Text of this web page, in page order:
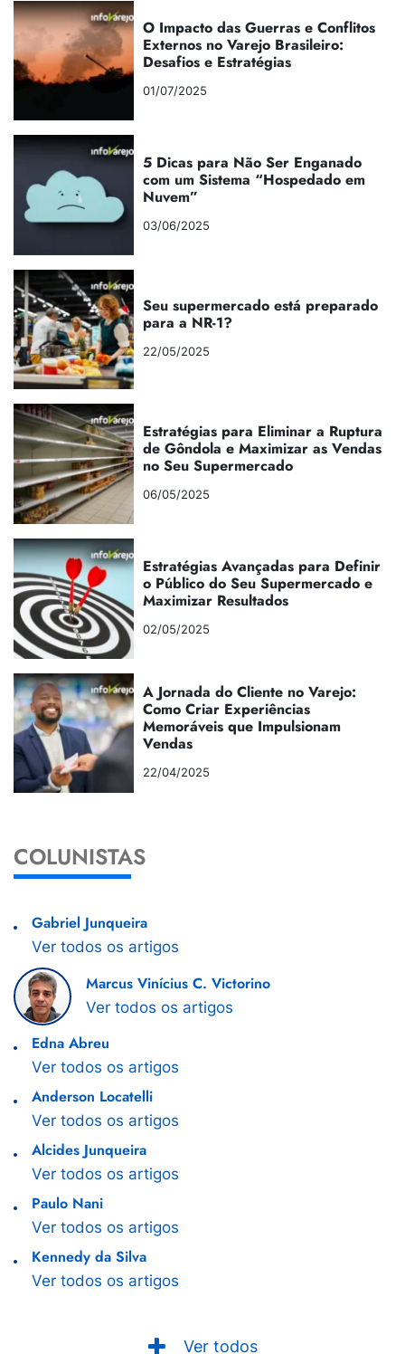
O Impacto das Guerras e Conflitos
Externos no Varejo Brasileiro:
Desafios e Estratégias
01/07/2025
5 Dicas para Não Ser Enganado
com um Sistema “Hospedado em
Nuvem”
03/06/2025
Seu supermercado está preparado
para a NR-1?
22/05/2025
Estratégias para Eliminar a Ruptura
de Gôndola e Maximizar as Vendas
no Seu Supermercado
06/05/2025
Estratégias Avançadas para Definir
o Público do Seu Supermercado e
Maximizar Resultados
02/05/2025
A Jornada do Cliente no Varejo:
Como Criar Experiências
Memoráveis que Impulsionam
Vendas
22/04/2025
COLUNISTAS
Gabriel Junqueira
Ver todos os artigos
Marcus Vinícius C. Victorino
Ver todos os artigos
Edna Abreu
Ver todos os artigos
Anderson Locatelli
Ver todos os artigos
Alcides Junqueira
Ver todos os artigos
Paulo Nani
Ver todos os artigos
Kennedy da Silva
Ver todos os artigos
Ver todos